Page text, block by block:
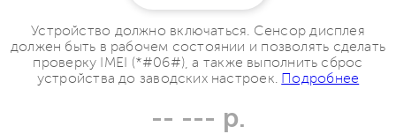
Устройство должно включаться. Сенсор дисплея
должен быть в рабочем состоянии и позволять сделать
проверку IMEI (*#06#), а также выполнить сброс
устройства до заводских настроек. Подробнее
-- --- р.